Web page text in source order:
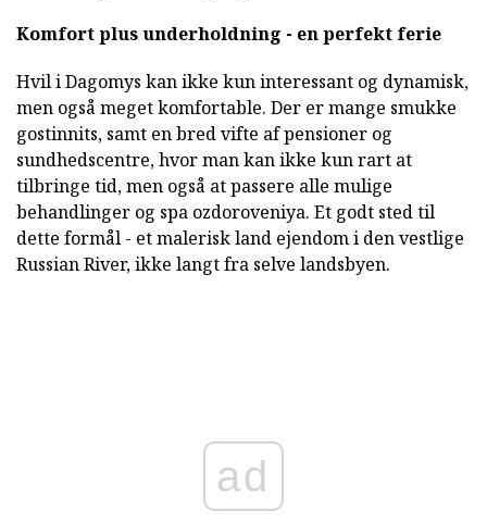
Komfort plus underholdning - en perfekt ferie
Hvil i Dagomys kan ikke kun interessant og dynamisk,
men også meget komfortable. Der er mange smukke
gostinnits, samt en bred vifte af pensioner og
sundhedscentre, hvor man kan ikke kun rart at
tilbringe tid, men også at passere alle mulige
behandlinger og spa ozdoroveniya. Et godt sted til
dette formål - et malerisk land ejendom i den vestlige
Russian River, ikke langt fra selve landsbyen.
ad